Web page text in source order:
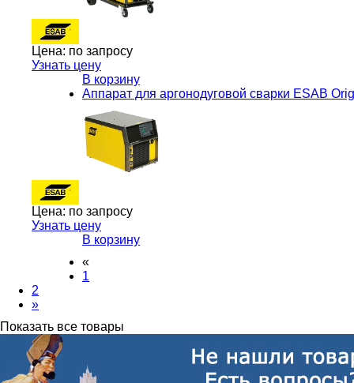
Цена: по запросу
Узнать цену
В корзину
Аппарат для аргонодуговой сварки ESAB
Цена: по запросу
Узнать цену
В корзину
«
1
2
»
Показать все товары